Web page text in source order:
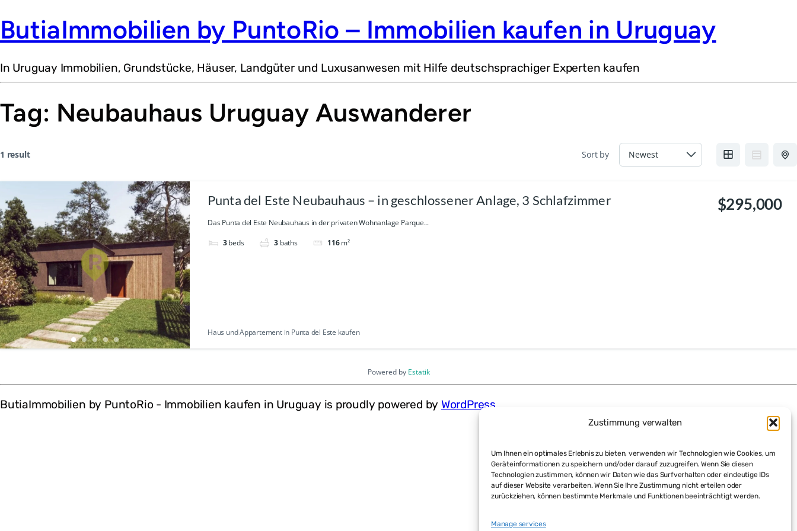
Zustimmung verwalten
Um Ihnen ein optimales Erlebnis zu bieten, verwenden wir Technologien wie Cookies, um
Geräteinformationen zu speichern und/oder darauf zuzugreifen. Wenn Sie diesen
Technologien zustimmen, können wir Daten wie das Surfverhalten oder eindeutige IDs
auf dieser Website verarbeiten. Wenn Sie Ihre Zustimmung nicht erteilen oder
zurückziehen, können bestimmte Merkmale und Funktionen beeinträchtigt werden.
Manage services
ButiaImmobilien by PuntoRio – Immobilien kaufen in Uruguay
In Uruguay Immobilien, Grundstücke, Häuser, Landgüter und Luxusanwesen mit Hilfe deutschsprachiger Experten kaufen
Tag: Neubauhaus Uruguay Auswanderer
1 result Sort by
Punta del Este Neubauhaus – in geschlossener Anlage, 3 Schlafzimmer
Das Punta del Este Neubauhaus in der privaten Wohnanlage Parque...
3 beds 3 baths 116m²
$295,000
Haus und Appartement in Punta del Este kaufen
Powered by Estatik
ButiaImmobilien by PuntoRio - Immobilien kaufen in Uruguay is proudly powered by WordPress